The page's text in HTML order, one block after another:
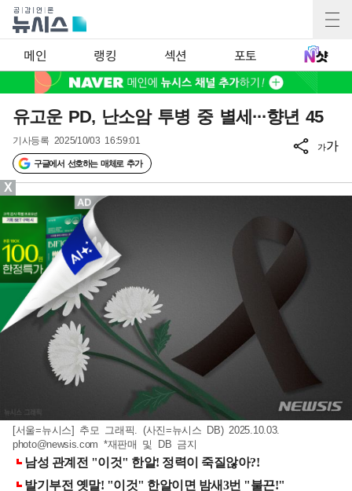
메인 랭킹 섹션 포토
유고운 PD, 난소암 투병 중 별세···향년 45
기사등록 2025/10/03 16:59:01
구글에서 선호하는 매체로 추가
가가
[서울=뉴시스] 추모 그래픽. (사진=뉴시스 DB) 2025.10.03.
photo@newsis.com *재판매 및 DB 금지
X